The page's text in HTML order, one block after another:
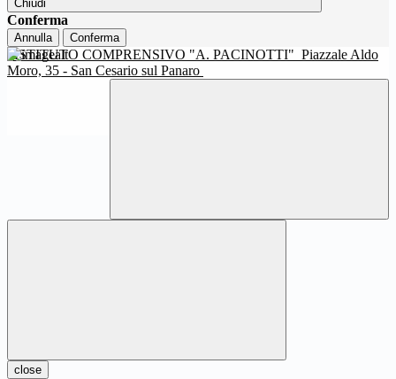
Chiudi
Conferma
Annulla Conferma
ISTITUTO COMPRENSIVO "A. PACINOTTI" Piazzale Aldo
Moro, 35 - San Cesario sul Panaro
close